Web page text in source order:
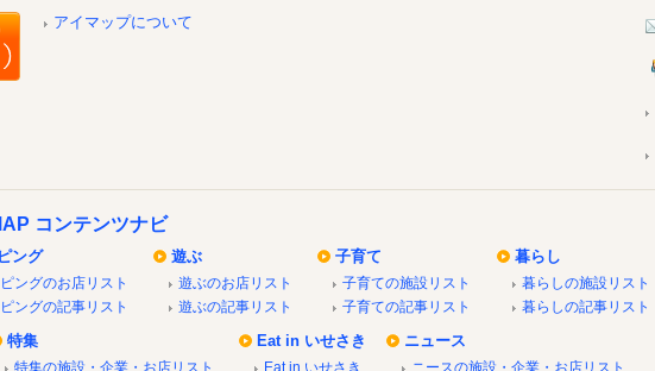
アイマップについて
コンテンツナビ
ング
ングのお店リスト
ングの記事リスト
遊ぶ
遊ぶのお店リスト
遊ぶの記事リスト
子育て
子育ての施設リスト
子育ての記事リスト
暮らし
暮らしの施設リスト
暮らしの記事リスト
特集
特集の施設・企業・お店リスト
Eat in いせさき
Eat in いせさき
ニュース
ニースの施設・企業・お店リスト